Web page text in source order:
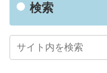
検索